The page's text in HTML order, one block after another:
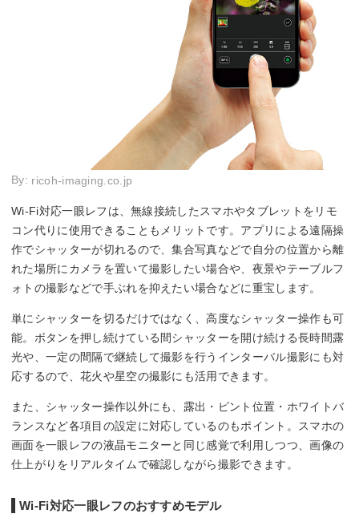
By: ricoh-imaging.co.jp
Wi-Fi対応一眼レフは、無線接続したスマホやタブレットをリモ
コン代りに使用できることもメリットです。アプリによる遠隔操
作でシャッターが切れるので、集合写真などで自分の位置から離
れた場所にカメラを置いて撮影したい場合や、夜景やテーブルフ
ォトの撮影などで手ぶれを抑えたい場合などに重宝します。
単にシャッターを切るだけではなく、高度なシャッター操作も可
能。ボタンを押し続けている間シャッターを開け続ける長時間露
光や、一定の間隔で継続して撮影を行うインターバル撮影にも対
応するので、花火や星空の撮影にも活用できます。
また、シャッター操作以外にも、露出・ピント位置・ホワイトバ
ランスなど各項目の設定に対応しているのもポイント。スマホの
画面を一眼レフの液晶モニターと同じ感覚で利用しつつ、画像の
仕上がりをリアルタイムで確認しながら撮影できます。
Wi-Fi対応一眼レフのおすすめモデル